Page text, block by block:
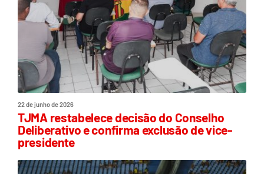
22 de junho de 2026
TJMA restabelece decisão do Conselho
Deliberativo e confirma exclusão de vice-
presidente